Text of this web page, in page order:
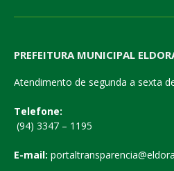
PREFEITURA MUNICIPAL
Atendimento de segunda a sexta
Telefone:
(94) 3347 – 1195
E-mail: